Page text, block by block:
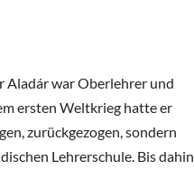
Aladár war Oberlehrer und
ersten Weltkrieg hatte er
zurückgezogen, sondern
Lehrerschule. Bis dahin